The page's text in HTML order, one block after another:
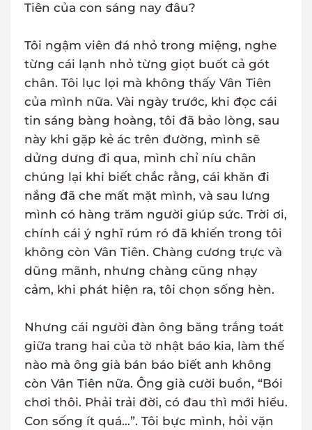
Tiên của con sáng nay đâu?
Tôi ngậm viên đá nhỏ trong miệng, nghe
từng cái lạnh nhỏ từng giọt buốt cả gót
chân. Tôi lục lọi mà không thấy Vân Tiên
của mình nữa. Vài ngày trước, khi đọc cái
tin sáng bàng hoàng, tôi đã bảo lòng, sau
này khi gặp kẻ ác trên đường, mình sẽ
dửng dưng đi qua, mình chỉ níu chân
chúng lại khi biết chắc rằng, cái khăn đi
nắng đã che mất mặt mình, và sau lưng
mình có hàng trăm người giúp sức. Trời ơi,
chính cái ý nghĩ rúm ró đã khiến trong tôi
không còn Vân Tiên. Chàng cương trực và
dũng mãnh, nhưng chàng cũng nhạy
cảm, khi phát hiện ra, tôi chọn sống hèn.
Nhưng cái người đàn ông băng trắng toát
giữa trang hai của tờ nhật báo kia, làm thế
nào mà ông già bán báo biết anh không
còn Vân Tiên nữa. Ông già cười buồn, “Bói
chơi thôi. Phải trải đời, có đau thì mới hiểu.
Con sống ít quá…”. Tôi bực mình, hỏi vặn